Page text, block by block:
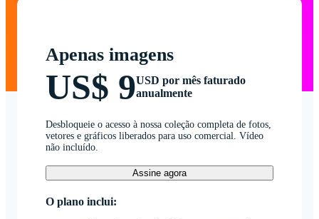
Apenas imagens
US$ 9USD por mês faturado
anualmente
Desbloqueie o acesso à nossa coleção completa de fotos,
vetores e gráficos liberados para uso comercial. Vídeo
não incluído.
Assine agora
O plano inclui: